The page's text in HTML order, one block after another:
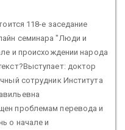
118-е заседание
семинара "Люди и
и происхождении народа
доктор
сотрудник Института
проблемам перевода и
о начале и